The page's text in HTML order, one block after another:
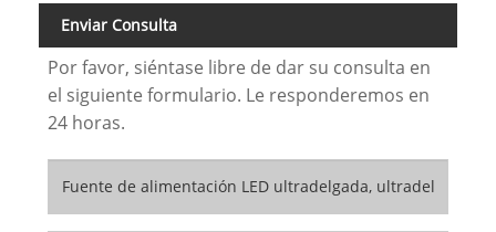
Enviar Consulta
Por favor, siéntase libre de dar su consulta en
el siguiente formulario. Le responderemos en
24 horas.